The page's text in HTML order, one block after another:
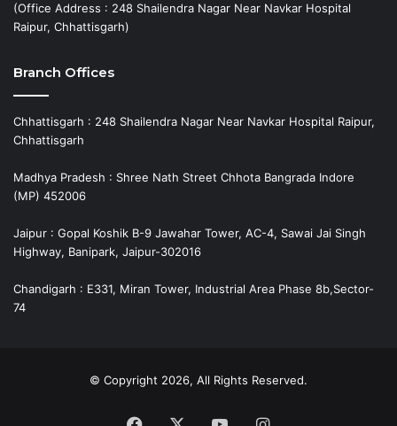
(Office Address : 248 Shailendra Nagar Near Navkar Hospital
Raipur, Chhattisgarh)
Branch Offices
Chhattisgarh : 248 Shailendra Nagar Near Navkar Hospital Raipur,
Chhattisgarh
Madhya Pradesh : Shree Nath Street Chhota Bangrada Indore
(MP) 452006
Jaipur : Gopal Koshik B-9 Jawahar Tower, AC-4, Sawai Jai Singh
Highway, Banipark, Jaipur-302016
Chandigarh : E331, Miran Tower, Industrial Area Phase 8b,Sector-
74
© Copyright 2026, All Rights Reserved.